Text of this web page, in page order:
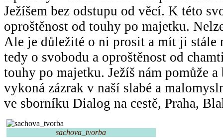
Ježíšem bez odstupu od věcí. K této
oproštěnost od touhy po majetku.
Ale je důležité o ni prosit a mít ji stále
tedy o svobodu a oproštěnost od
touhy po majetku. Ježíš nám pomůže
vykoná zázrak v naší slabé a
ve sborníku Dialog na cestě, Praha,
sachova_tvorba